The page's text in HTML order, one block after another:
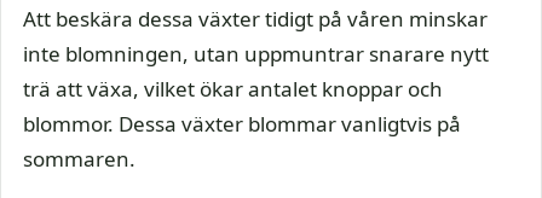
Att beskära dessa växter tidigt på våren minskar
inte blomningen, utan uppmuntrar snarare nytt
trä att växa, vilket ökar antalet knoppar och
blommor. Dessa växter blommar vanligtvis på
sommaren.